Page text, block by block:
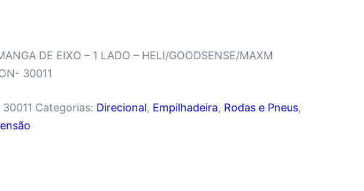
DE EIXO – 1 LADO – HELI/GOODSENSE/MAXM
30011
30011 Categorias: Direcional, Empilhadeira, Rodas e Pneus,